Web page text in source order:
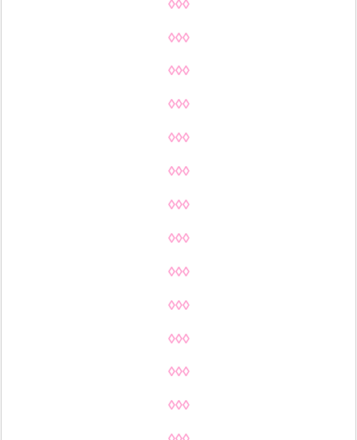
◊◊◊
◊◊◊
◊◊◊
◊◊◊
◊◊◊
◊◊◊
◊◊◊
◊◊◊
◊◊◊
◊◊◊
◊◊◊
◊◊◊
◊◊◊